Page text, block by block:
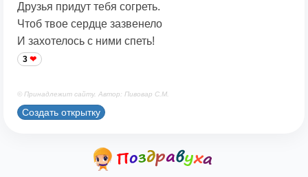
Друзья придут тебя согреть.
Чтоб твое сердце зазвенело
И захотелось с ними спеть!
3
© Принадлежит сайту. Автор: Пивовар С.М.
Создать открытку